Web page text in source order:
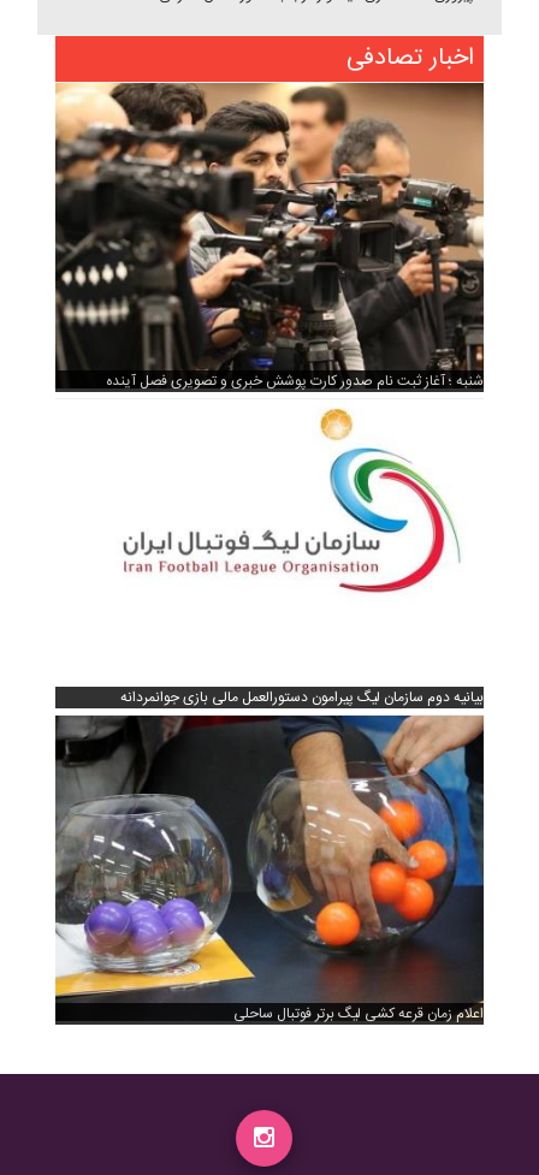
اخبار تصادفی
شنبه ؛ آغاز ثبت نام صدور کارت پوشش خبری و تصویری فصل آینده
بیانیه دوم سازمان لیگ پیرامون دستورالعمل مالی بازی جوانمردانه
اعلام زمان قرعه کشی لیگ برتر فوتبال ساحلی